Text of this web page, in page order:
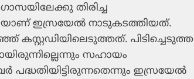
തിരിച്ച
ഇസ്രയേല്‍ നാടുകടത്തിയത്.
കസ്റ്റഡിയിലെടുത്തത്. പിടിച്ചെടുത്ത
സഹായം
പദ്ധതിയിട്ടിരുന്നതെന്നും ഇസ്രയേല്‍